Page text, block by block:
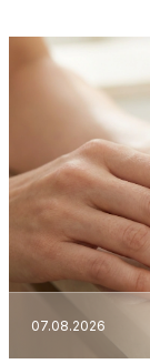
07.08.2026